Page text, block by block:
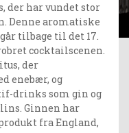
der har vundet stor
Denne aromatiske
tilbage til det 17.
cocktailscenen.
der
enebær, og
drinks som gin og
Ginnen har
fra England,